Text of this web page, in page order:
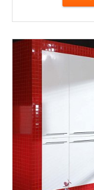
Розміри: 1200х2780;
Стилі: Під мармур;
Кольори: